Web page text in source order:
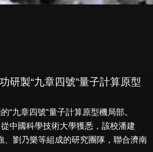
研製“九章四號”量子計算原型
九章四號”量子計算原型機局部。
國科學技術大學獲悉，該校潘建
、劉乃樂等組成的研究團隊，聯合濟南